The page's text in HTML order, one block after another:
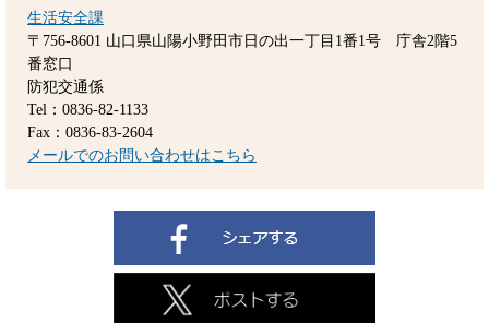
生活安全課
〒756-8601 山口県山陽小野田市日の出一丁目1番1号 庁舎2階5
番窓口
防犯交通係
Tel：0836-82-1133
Fax：0836-83-2604
メールでのお問い合わせはこちら